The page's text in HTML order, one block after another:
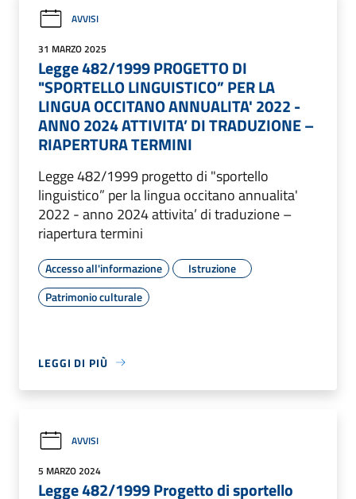
AVVISI
31 MARZO 2025
Legge 482/1999 PROGETTO DI
"SPORTELLO LINGUISTICO” PER LA
LINGUA OCCITANO ANNUALITA' 2022 -
ANNO 2024 ATTIVITA’ DI TRADUZIONE –
RIAPERTURA TERMINI
Legge 482/1999 progetto di "sportello
linguistico” per la lingua occitano annualita'
2022 - anno 2024 attivita’ di traduzione –
riapertura termini
Accesso all'informazione
Istruzione
Patrimonio culturale
LEGGI DI PIÙ
AVVISI
5 MARZO 2024
Legge 482/1999 Progetto di sportello